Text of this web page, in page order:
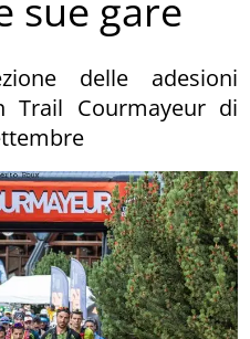
sue gare
delle adesioni
Trail Courmayeur di